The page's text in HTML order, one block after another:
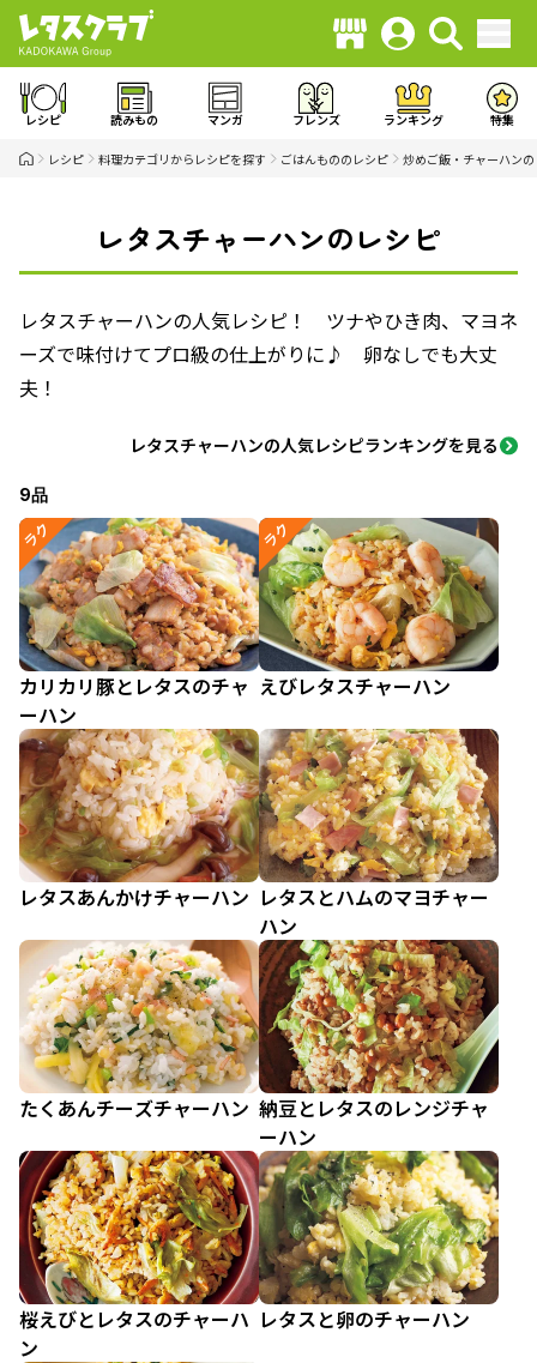
レシピ 読みもの マンガ フレンズ ランキング 特集
レシピ 料理カテゴリからレシピを探す ごはんもののレシピ 炒めご飯・チャーハン
レタスチャーハンのレシピ
レタスチャーハンの人気レシピ！ ツナやひき肉、マヨネ
ーズで味付けてプロ級の仕上がりに♪ 卵なしでも大丈
夫！
レタスチャーハンの人気レシピランキングを見る
9品
ラク
カリカリ豚とレタスのチャ
ーハン
ラク
えびレタスチャーハン
レタスあんかけチャーハン レタスとハムのマヨチャー
ハン
たくあんチーズチャーハン 納豆とレタスのレンジチャ
ーハン
桜えびとレタスのチャーハ
ン
レタスと卵のチャーハン